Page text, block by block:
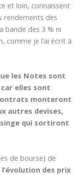
et loin, connaissent
rendements des
bande des 3 % ni
comme je l’ai écrit à
les Notes sont
elles sont
monteront
autres devises,
qui sortiront
de bourse) de
des prix